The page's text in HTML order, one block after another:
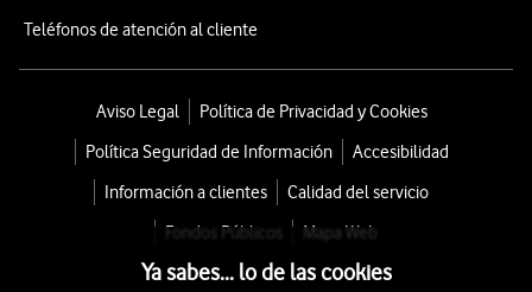
Teléfonos de atención al cliente
Aviso Legal
Política de Privacidad y Cookies
Política Seguridad de Información
Accesibilidad
Información a clientes
Calidad del servicio
Fondos Públicos
Mapa Web
Ya sabes... lo de las cookies